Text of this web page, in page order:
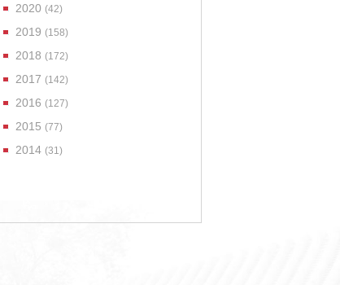
2020 (42)
2019 (158)
2018 (172)
2017 (142)
2016 (127)
2015 (77)
2014 (31)